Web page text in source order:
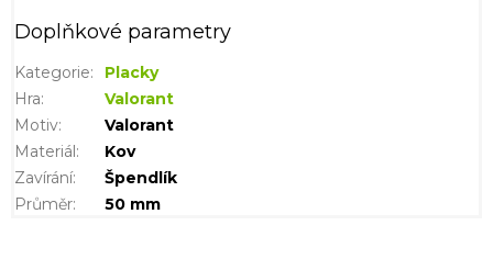
Doplňkové parametry
Kategorie:
Placky
Hra:
Valorant
Motiv:
Valorant
Materiál:
Kov
Zavírání:
Špendlík
Průměr: 50 mm